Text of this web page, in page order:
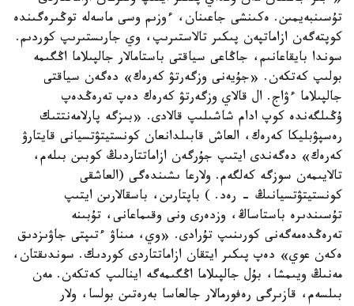
تۇسىنبەيمىن. ەكىنشى جاعىنان، ءوزىم وسى ماسەلە توڭىرەگىندە
كوپتەگەن ازاماتپەن پىكىر تالاستىرىپ، وي جارىستىرىپ كوردىم.
سوندا بايقاعانىم، جاڭاعى سياقتى باستامالار جالپىلاما اڭگىمە
بولىپ كەتكەن. «جۇيەنى وزگەرتۋ كەرەك» دەگەن سياقتى
جالپىلاما ءۋاج. ال قالاي وزگەرتۋ كەرەك دەپ تەرەڭدەپ
ۇڭىلگەندە كوپ ادام شاشىلىپ قالادى. «بىزگە پارلامەنتتىك
رەسپۋبليكا كەرەك، العاش قابىلدانعان كونستيتۋتسيانى قايتارۋ
كەرەك» دەگەندى ايتىپ جۇرگەن ازاماتتاردىڭ كوبىن بىلەم،
تالايىمەن سوزگە كەلگەم. ولارعا ىشىندەگى (العاشقى
كونستيتۋتسيانىڭ - رەد. ) باپتارىن، باسقالارىن ايتىپ
تۇسىندىرە باستاساڭ، وزدەرى ونى وقىماعانى، تۇبىنە
تەرەڭدەمەگەنى كورىنىپ تۇرادى. «وي، مىناۋ ءتىپتى جاۋىزدىق
ەكەن عوي» دەپ پىكىر ايتقان ازاماتتاردى كوردىك. سوندىقتان،
مەنىڭ ويىمشا، بۇل جالپىلاما اڭگىمەگە اينالىپ كەتكەن. مەن
بىلسەم، قازىرگى رەفورمالار جالعاسا بەرەتىن بولسا، ولار